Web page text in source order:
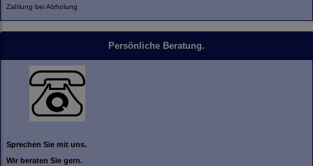
Zahlung bei Abholung
Persönliche Beratung.
Sprechen Sie mit uns.
Wir beraten Sie gern.